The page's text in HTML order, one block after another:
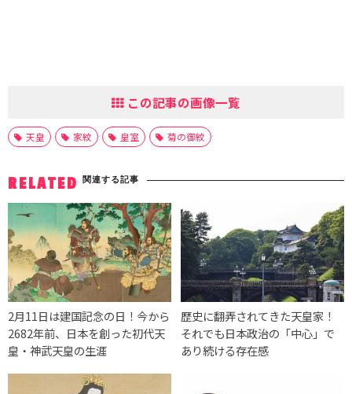
この記事の画像一覧
天皇 家紋 皇室 菊の御紋
RELATED 関連する記事
2月11日は建国記念の日！今から
2682年前、日本を創った初代天
皇・神武天皇の生涯
歴史に翻弄されてきた天皇家！
それでも日本政治の「中心」で
あり続ける存在感